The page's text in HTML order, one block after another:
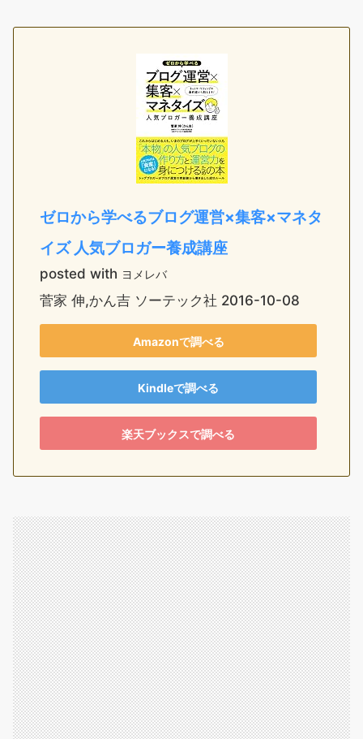
ゼロから学べるブログ運営×集客×マネタ
イズ 人気ブロガー養成講座
posted with ヨメレバ
菅家 伸,かん吉 ソーテック社 2016-10-08
Amazonで調べる
Kindleで調べる
楽天ブックスで調べる